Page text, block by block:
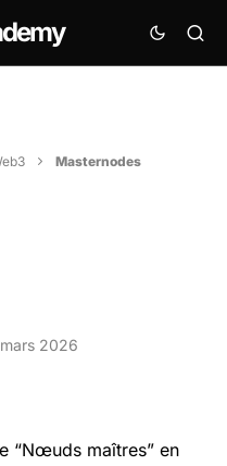
Masternodes
2026
“Nœuds maîtres” en